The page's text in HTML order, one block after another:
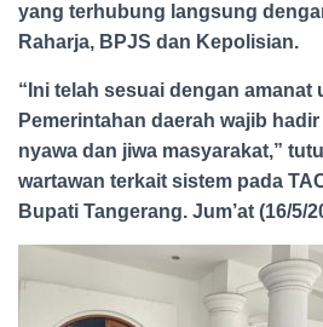
yang terhubung langsung
Raharja, BPJS dan Kepolisian.
“Ini telah sesuai dengan amanat
Pemerintahan daerah wajib
nyawa dan jiwa masyarakat,”
wartawan terkait sistem pada
Bupati Tangerang. Jum’at (16/5/